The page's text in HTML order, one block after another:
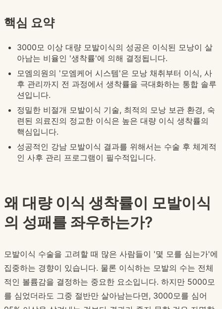
핵심 요약
3000모 이상 대량 모발이식의 성공은 이식된 모낭이 살
아남는 비율인 '생착률'에 의해 결정됩니다.
모엠의원의 '모엠케어 시스템'은 모낭 채취부터 이식, 사
후 관리까지 전 과정에서 생착률을 극대화하는 통합 솔루
션입니다.
정밀한 비절개 모발이식 기술, 최적의 모낭 보관 환경, 숙
련된 의료진의 정교한 이식은 높은 대량 이식 생착률의
핵심입니다.
성공적인 강남 모발이식 결과를 위해서는 수술 후 체계적
인 사후 관리 프로그램이 필수적입니다.
왜 대량 이식 생착률이 모발이식
의 성패를 좌우하는가?
모발이식 수술을 고려할 때 많은 사람들이 '몇 모를 심는가'에
집중하는 경향이 있습니다. 물론 이식하는 모발의 수는 전체
적인 볼륨감을 결정하는 중요한 요소입니다. 하지만 5000모
를 심었더라도 그중 절반만 살아남는다면, 3000모를 심어